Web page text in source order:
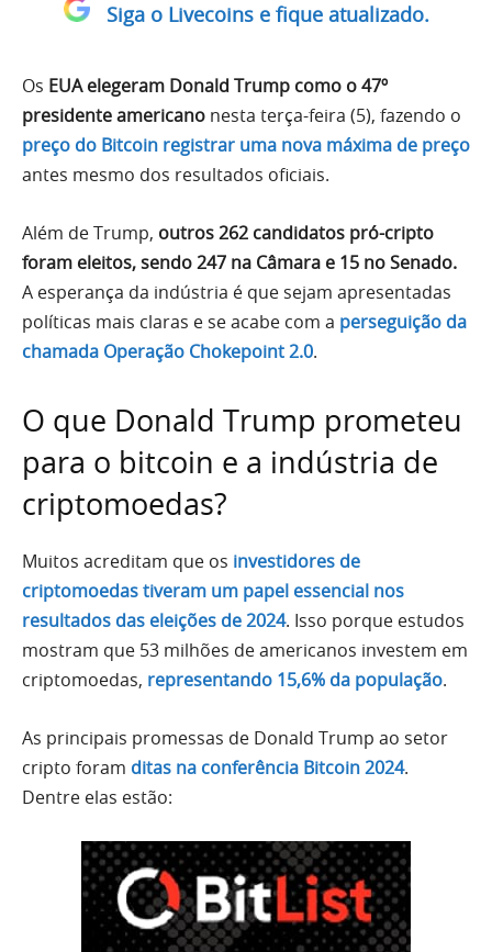
Siga o Livecoins e fique atualizado.
Os EUA elegeram Donald Trump como o 47º
presidente americano nesta terça-feira (5), fazendo o
preço do Bitcoin registrar uma nova máxima de preço
antes mesmo dos resultados oficiais.
Além de Trump, outros 262 candidatos pró-cripto
foram eleitos, sendo 247 na Câmara e 15 no Senado.
A esperança da indústria é que sejam apresentadas
políticas mais claras e se acabe com a perseguição da
chamada Operação Chokepoint 2.0.
O que Donald Trump prometeu
para o bitcoin e a indústria de
criptomoedas?
Muitos acreditam que os investidores de
criptomoedas tiveram um papel essencial nos
resultados das eleições de 2024. Isso porque estudos
mostram que 53 milhões de americanos investem em
criptomoedas, representando 15,6% da população.
As principais promessas de Donald Trump ao setor
cripto foram ditas na conferência Bitcoin 2024.
Dentre elas estão: